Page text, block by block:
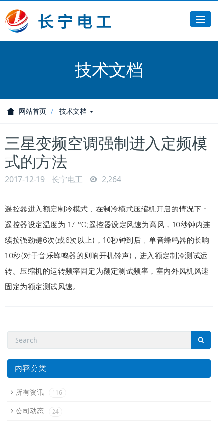
技术文档
网站首页 技术文档
三星变频空调强制进入定频模
式的方法
2017-12-19 长宁电工 2,264
遥控器进入额定制冷模式，在制冷模式压缩机开启的情况下：
遥控器设定温度为 17 ℃;遥控器设定风速为高风，10秒钟内连
续按强劲键6次(或6次以上)，10秒钟到后，单音蜂鸣器的长响
10秒(对于音乐蜂鸣器的则响开机铃声)，进入额定制冷测试运
转。压缩机的运转频率固定为额定测试频率，室内外风机风速
固定为额定测试风速。
内容分类
所有资讯 116
公司动态 24